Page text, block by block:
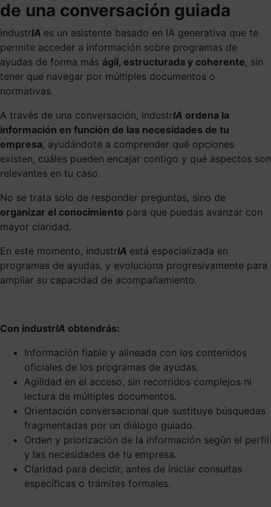
de una conversación guiada
industrIA es un asistente basado en IA generativa que te
permite acceder a información sobre programas de
ayudas de forma más ágil, estructurada y coherente, sin
tener que navegar por múltiples documentos o
normativas.
A través de una conversación, industrIA ordena la
información en función de las necesidades de tu
empresa, ayudándote a comprender qué opciones
existen, cuáles pueden encajar contigo y qué aspectos son
relevantes en tu caso.
No se trata solo de responder preguntas, sino de
organizar el conocimiento para que puedas avanzar con
mayor claridad.
En este momento, industrIA está especializada en
programas de ayudas, y evoluciona progresivamente para
ampliar su capacidad de acompañamiento.
Con industrIA obtendrás:
Información fiable y alineada con los contenidos
oficiales de los programas de ayudas.
Agilidad en el acceso, sin recorridos complejos ni
lectura de múltiples documentos.
Orientación conversacional que sustituye búsquedas
fragmentadas por un diálogo guiado.
Orden y priorización de la información según el perfil
y las necesidades de tu empresa.
Claridad para decidir, antes de iniciar consultas
específicas o trámites formales.